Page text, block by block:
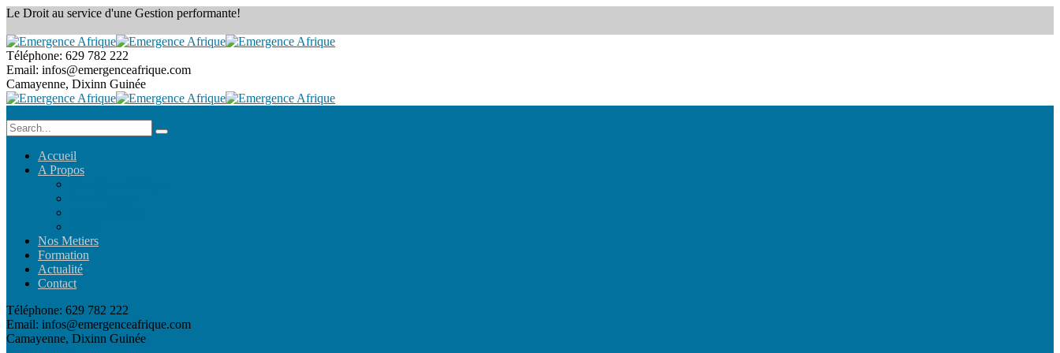
Le Droit au service d'une Gestion performante!
Téléphone: 629 782 222
Email: infos@emergenceafrique.com
Camayenne, Dixinn Guinée
Accueil
A Propos
Nos Metiers
Formation
Actualité
Contact
Téléphone: 629 782 222
Email: infos@emergenceafrique.com
Camayenne, Dixinn Guinée